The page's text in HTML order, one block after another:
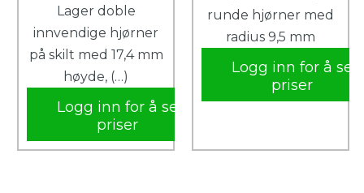
Lager doble
innvendige hjørner
på skilt med 17,4 mm
høyde, (…)
Logg inn for å se
priser
runde hjørner med
radius 9,5 mm
Logg inn for å se
priser